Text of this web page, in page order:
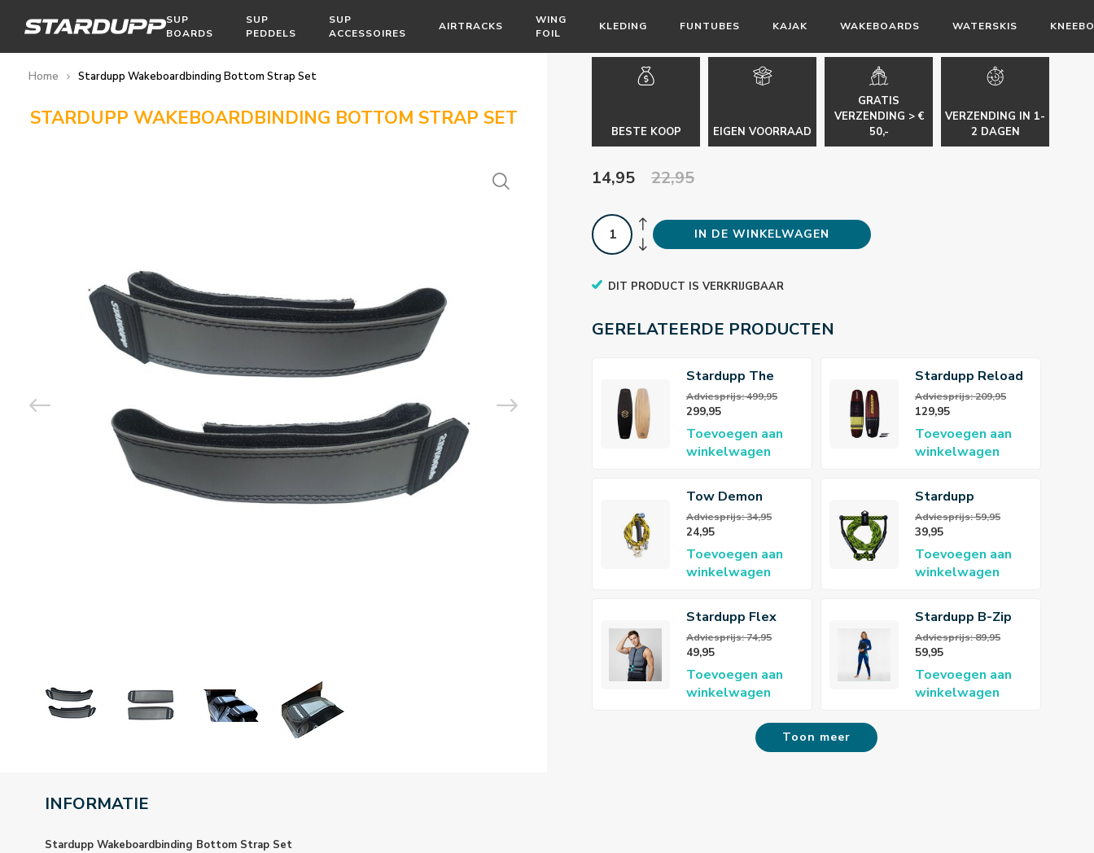
SUP
BOARDS
SUP
PEDDELS
SUP
ACCESSOIRES
AIRTRACKS
WING
FOIL
KLEDING FUNTUBES KAJAK WAKEBOARDS WATERSKIS
Home Stardupp Wakeboardbinding Bottom Strap Set
STARDUPP WAKEBOARDBINDING BOTTOM STRAP SET
BESTE KOOP EIGEN VOORRAAD
GRATIS
VERZENDING > €
50,-
VERZENDING IN 1-
2 DAGEN
14,95 22,95
IN DE WINKELWAGEN
DIT PRODUCT IS VERKRIJGBAAR
GERELATEERDE PRODUCTEN
Stardupp The
Ride wakeboard
141cm
Adviesprijs: 499,95
299,95
Toevoegen aan
winkelwagen
Stardupp Reload
wakeboard 139cm
Yellow
Adviesprijs: 209,95
129,95
Toevoegen aan
winkelwagen
Tow Demon
Adviesprijs: 34,95
24,95
Toevoegen aan
winkelwagen
Stardupp
Wakeboard lijn 4-
sections
Adviesprijs: 59,95
39,95
Toevoegen aan
winkelwagen
Stardupp Flex
Neoprene Vest
Adviesprijs: 74,95
49,95
Toevoegen aan
winkelwagen
Stardupp B-Zip
Flex Fullsuit
3/2mm Wetsuit
Dames
Adviesprijs: 89,95
59,95
Toevoegen aan
winkelwagen
Toon meer
INFORMATIE
Stardupp Wakeboardbinding Bottom Strap Set